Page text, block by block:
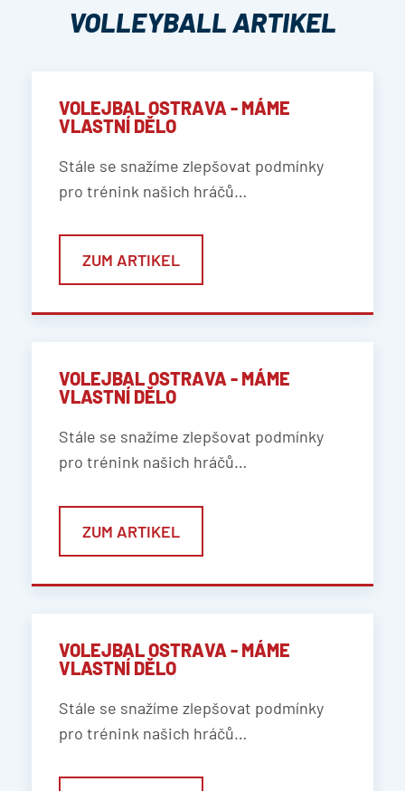
VOLLEYBALL ARTIKEL
VOLEJBAL OSTRAVA - MÁME
VLASTNÍ DĚLO
Stále se snažíme zlepšovat podmínky
pro trénink našich hráčů…
ZUM ARTIKEL
VOLEJBAL OSTRAVA - MÁME
VLASTNÍ DĚLO
Stále se snažíme zlepšovat podmínky
pro trénink našich hráčů…
ZUM ARTIKEL
VOLEJBAL OSTRAVA - MÁME
VLASTNÍ DĚLO
Stále se snažíme zlepšovat podmínky
pro trénink našich hráčů…